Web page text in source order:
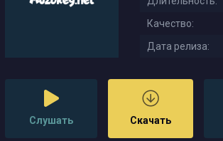
Качество:
Дата релиза:
Слушать Скачать